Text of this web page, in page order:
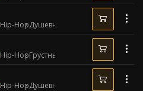
Hip-HopДушевный
Hip-HopГрустный
Hip-HopДушевный